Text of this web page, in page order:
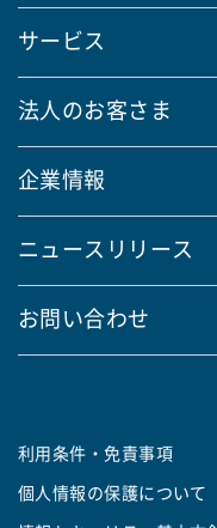
サービス
法人のお客さま
企業情報
ニュースリリース
お問い合わせ
利用条件・免責事項
個人情報の保護について